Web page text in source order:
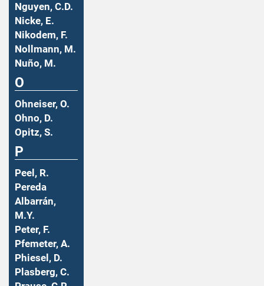
Nguyen, C.D.
Nicke, E.
Nikodem, F.
Nollmann, M.
Nuño, M.
O
Ohneiser, O.
Ohno, D.
Opitz, S.
P
Peel, R.
Pereda
Albarrán,
M.Y.
Peter, F.
Pfemeter, A.
Phiesel, D.
Plasberg, C.